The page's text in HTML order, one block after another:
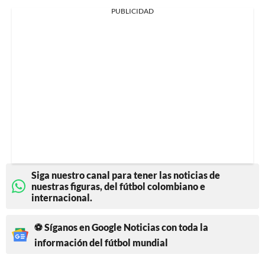
PUBLICIDAD
Siga nuestro canal para tener las noticias de
nuestras figuras, del fútbol colombiano e
internacional.
⚽ Síganos en Google Noticias con toda la
información del fútbol mundial